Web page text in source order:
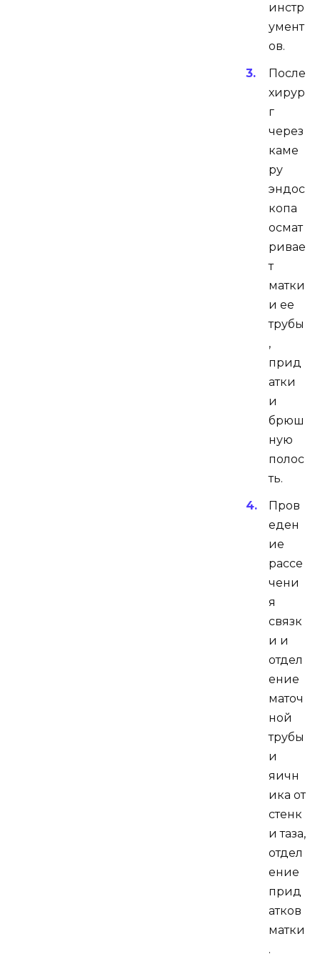
инстр
умент
ов.
После
хирур
г
через
каме
ру
эндос
копа
осмат
ривае
т
матки
и ее
трубы
,
прид
атки
и
брюш
ную
полос
ть.
Пров
еден
ие
рассе
чени
я
связк
и и
отдел
ение
маточ
ной
трубы
и
яичн
ика от
стенк
и таза,
отдел
ение
прид
атков
матки
.